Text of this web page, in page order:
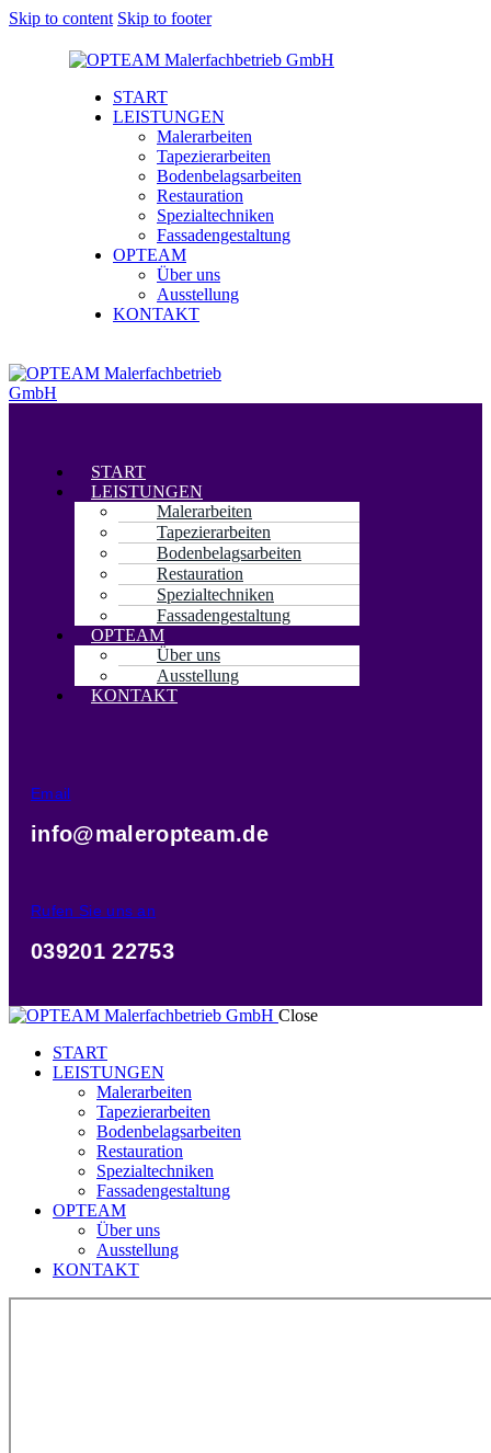
Skip to content Skip to footer
START
LEISTUNGEN
Malerarbeiten
Tapezierarbeiten
Bodenbelagsarbeiten
Restauration
Spezialtechniken
Fassadengestaltung
OPTEAM
Über uns
Ausstellung
KONTAKT
Menü
START
LEISTUNGEN
Malerarbeiten
Tapezierarbeiten
Bodenbelagsarbeiten
Restauration
Spezialtechniken
Fassadengestaltung
OPTEAM
Über uns
Ausstellung
KONTAKT
Email
info@maleropteam.de
Rufen Sie uns an
039201 22753
Close
START
LEISTUNGEN
Malerarbeiten
Tapezierarbeiten
Bodenbelagsarbeiten
Restauration
Spezialtechniken
Fassadengestaltung
OPTEAM
Über uns
Ausstellung
KONTAKT
facebook-
twitter-
dribble-
instagram